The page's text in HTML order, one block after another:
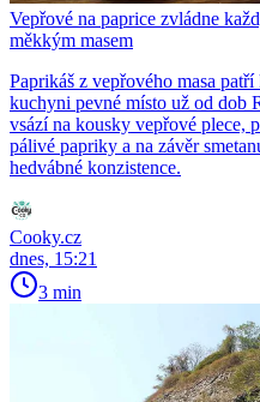
Vepřové na paprice zvládne
měkkým masem
Paprikáš z vepřového masa
kuchyni pevné místo už od dob
vsází na kousky vepřové plece,
pálivé papriky a na závěr
hedvábné konzistence.
Cooky.cz
dnes, 15:21
3 min